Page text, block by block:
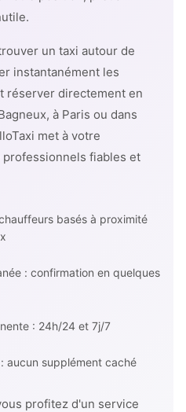
un taxi autour de
instantanément les
réserver directement en
à Paris ou dans
met à votre
fiables et
basés à proximité
: confirmation en quelques
: 24h/24 et 7j/7
aucun supplément caché
profitez d'un service